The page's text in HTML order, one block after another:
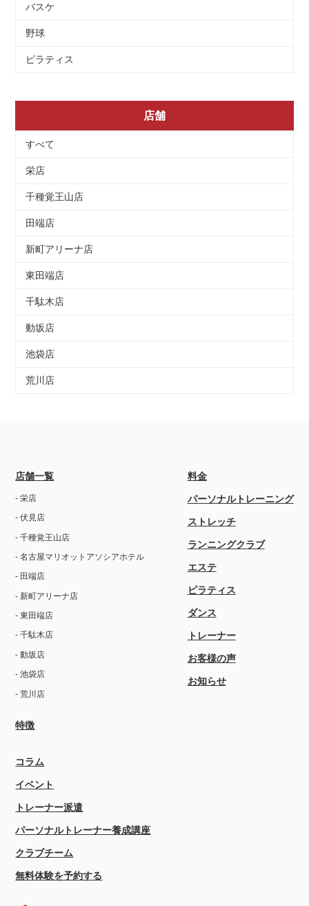
バスケ
野球
ピラティス
店舗
すべて
栄店
千種覚王山店
田端店
新町アリーナ店
東田端店
千駄木店
動坂店
池袋店
荒川店
店舗一覧
- 栄店
- 伏見店
- 千種覚王山店
- 名古屋マリオットアソシアホテル
- 田端店
- 新町アリーナ店
- 東田端店
- 千駄木店
- 動坂店
- 池袋店
- 荒川店
特徴
料金
パーソナルトレーニング
ストレッチ
ランニングクラブ
エステ
ピラティス
ダンス
トレーナー
お客様の声
お知らせ
コラム
イベント
トレーナー派遣
パーソナルトレーナー養成講座
クラブチーム
無料体験を予約する